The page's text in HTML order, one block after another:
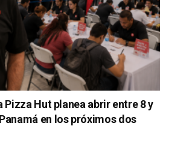
Pizza Hut planea abrir entre 8 y
en los próximos dos